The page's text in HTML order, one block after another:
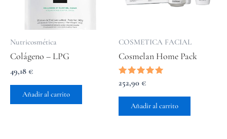
Nutricosmética
Colágeno – LPG
49,18 €
Añadir al carrito
COSMETICA FACIAL
Cosmelan Home Pack
Valorado
con
5.00
de 5
252,90 €
Añadir al carrito